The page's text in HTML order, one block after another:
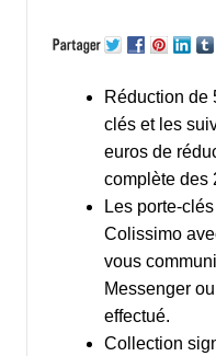
Réduction de
clés et les
euros de
complète des
Les porte-
Colissimo
vous
Messenger
effectué.
Collection